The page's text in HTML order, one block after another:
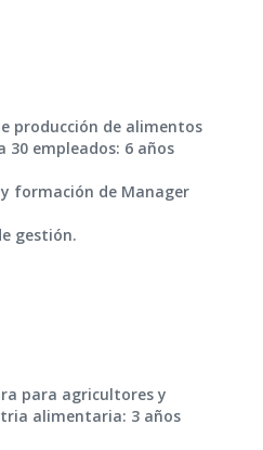
producción de alimentos
30 empleados: 6 años
y formación de Manager
gestión.
para agricultores y
alimentaria: 3 años